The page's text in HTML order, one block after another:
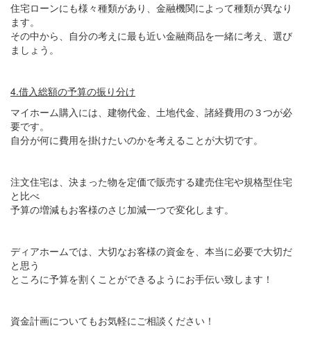
住宅ローンにも様々種類があり、金融機関によって種類が異なり
ます。
その中から、自分の考えに最も近い金融商品を一緒に考え、選び
ましょう。
4.借入総額の予算の振り分け
マイホーム購入には、建物代金、土地代金、諸経費用の３つが必
要です。
自分が何に費用を掛けたいのかを考えることが大切です。
注文住宅は、決まった物を定価で販売する建売住宅や規格型住宅
と比べ
予算の増減もお客様のさじ加減一つで変化します。
ディアホームでは、大切なお客様の資金を、本当に必要で大切だ
と思う
ところに予算を割くことができるようにお手伝い致します！
資金計画についてもお気軽にご相談ください！